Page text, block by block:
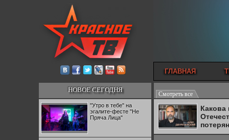
ГЛАВНАЯ
НОВОЕ СЕГОДНЯ
"Утро в тебе" на
эгалите-фесте "Не
Пряча Лица"
Смотреть все